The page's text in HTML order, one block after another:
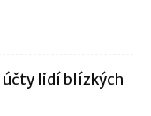
účty lidí blízkých